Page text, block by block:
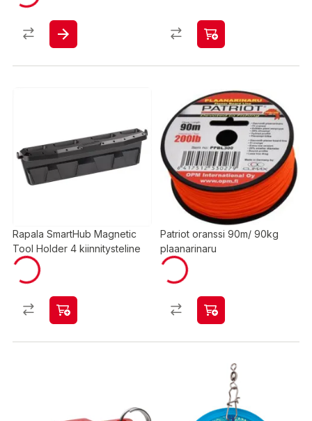
Rapala SmartHub Magnetic
Tool Holder 4 kiinnitysteline
Patriot oranssi 90m/ 90kg
plaanarinaru